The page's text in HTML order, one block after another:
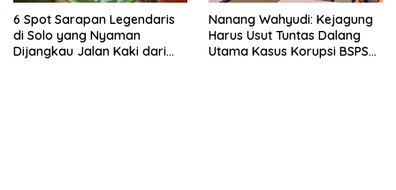
6 Spot Sarapan Legendaris
di Solo yang Nyaman
Dijangkau Jalan Kaki dari
Nanang Wahyudi: Kejagung
Harus Usut Tuntas Dalang
Utama Kasus Korupsi BSPS